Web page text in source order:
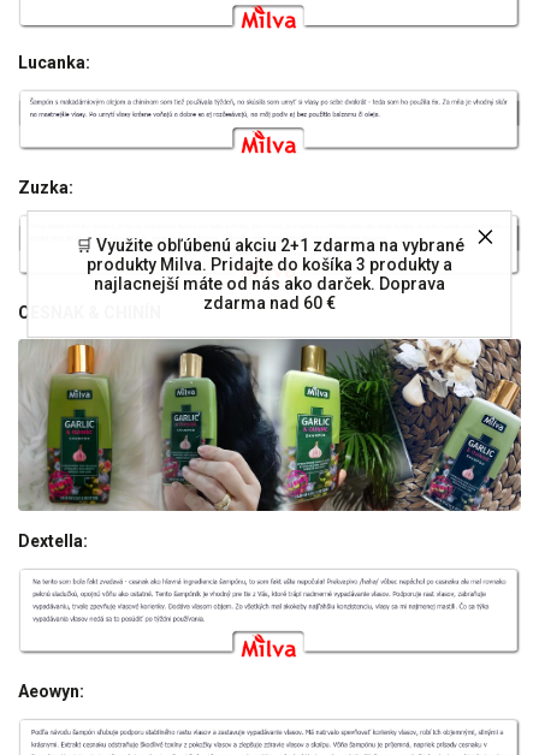
🛒 Využite obľúbenú akciu 2+1 zdarma na vybrané
produkty Milva. Pridajte do košíka 3 produkty a
najlacnejší máte od nás ako darček. Doprava
zdarma nad 60 €
Lucanka:
Zuzka:
CESNAK & CHINÍN
Dextella:
Aeowyn: